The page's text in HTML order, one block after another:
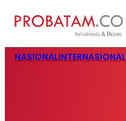
NASIONALINTERNASIONAL